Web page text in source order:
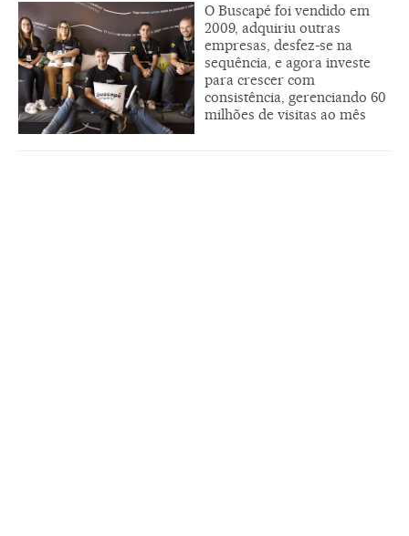
O Buscapé foi vendido em
2009, adquiriu outras
empresas, desfez-se na
sequência, e agora investe
para crescer com
consistência, gerenciando 60
milhões de visitas ao mês